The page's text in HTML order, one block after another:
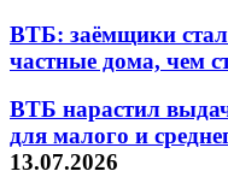
ВТБ: заёмщики
частные дома, чем
ВТБ нарастил
для малого и
13.07.2026